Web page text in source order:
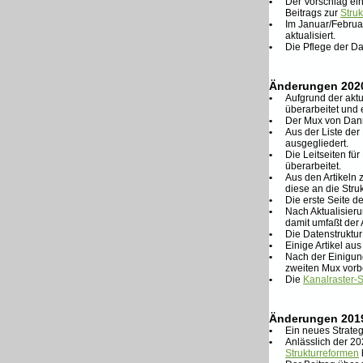
Beitrags zur
•
Im Januar/
aktualisiert.
•
Die Pflege der
Änderungen
•
Aufgrund der
überarbeitet und
•
Der Mux von
•
Aus der Liste
ausgegliedert.
•
Die Leitseiten
überarbeitet.
•
Aus den Artikeln
diese an die
•
Die erste Seite
•
Nach
damit umfaßt der
•
Die
•
Einige Artikel
•
Nach der
zweiten Mux
•
Die Kanalraster-
Änderungen
•
Ein neues
•
Anlässlich der
Strukturreformen